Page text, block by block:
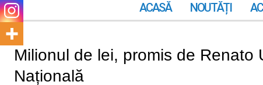
ACASĂ NOUTĂȚI
Milionul de lei, promis de
Națională